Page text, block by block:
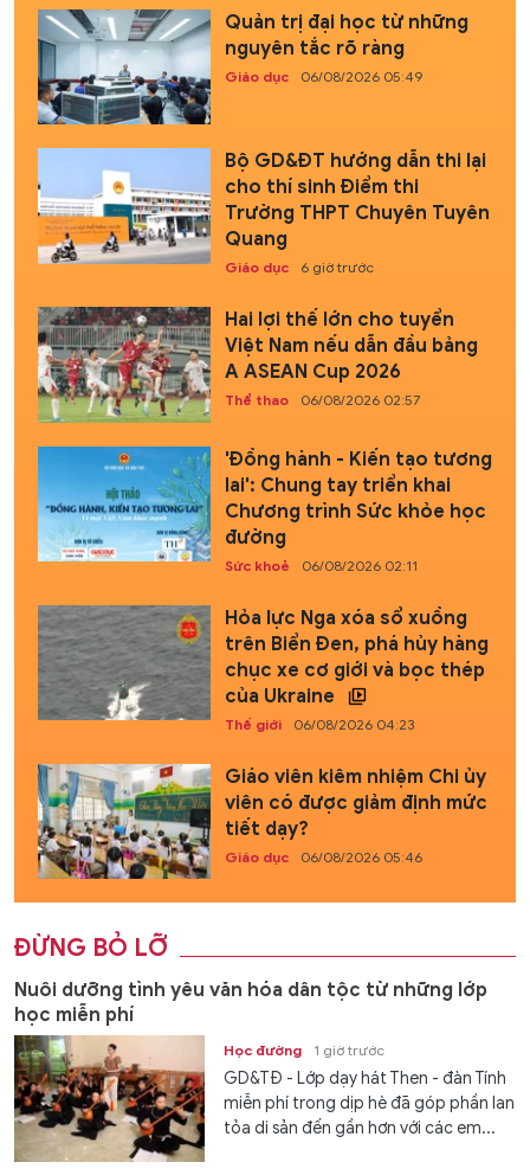
Quản trị đại học từ những
nguyên tắc rõ ràng
Giáo dục 06/08/2026 05:49
Bộ GD&ĐT hướng dẫn thi lại
cho thí sinh Điểm thi
Trường THPT Chuyên Tuyên
Quang
Giáo dục 6 giờ trước
Hai lợi thế lớn cho tuyển
Việt Nam nếu dẫn đầu bảng
A ASEAN Cup 2026
Thể thao 06/08/2026 02:57
'Đồng hành - Kiến tạo tương
lai': Chung tay triển khai
Chương trình Sức khỏe học
đường
Sức khoẻ 06/08/2026 02:11
Hỏa lực Nga xóa sổ xuồng
trên Biển Đen, phá hủy hàng
chục xe cơ giới và bọc thép
của Ukraine
Thế giới 06/08/2026 04:23
Giáo viên kiêm nhiệm Chi ủy
viên có được giảm định mức
tiết dạy?
Giáo dục 06/08/2026 05:46
ĐỪNG BỎ LỠ
Nuôi dưỡng tình yêu văn hóa dân tộc từ những lớp
học miễn phí
Học đường 1 giờ trước
GD&TĐ - Lớp dạy hát Then - đàn Tính
miễn phí trong dịp hè đã góp phần lan
tỏa di sản đến gần hơn với các em...